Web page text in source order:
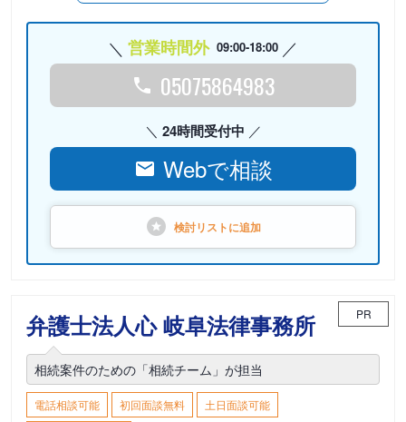
営業時間外 09:00-18:00
05075864983
24時間受付中
Webで相談
検討リストに追加
弁護士法人心 岐阜法律事務所 PR
相続案件のための「相続チーム」が担当
電話相談可能 初回面談無料
土日面談可能